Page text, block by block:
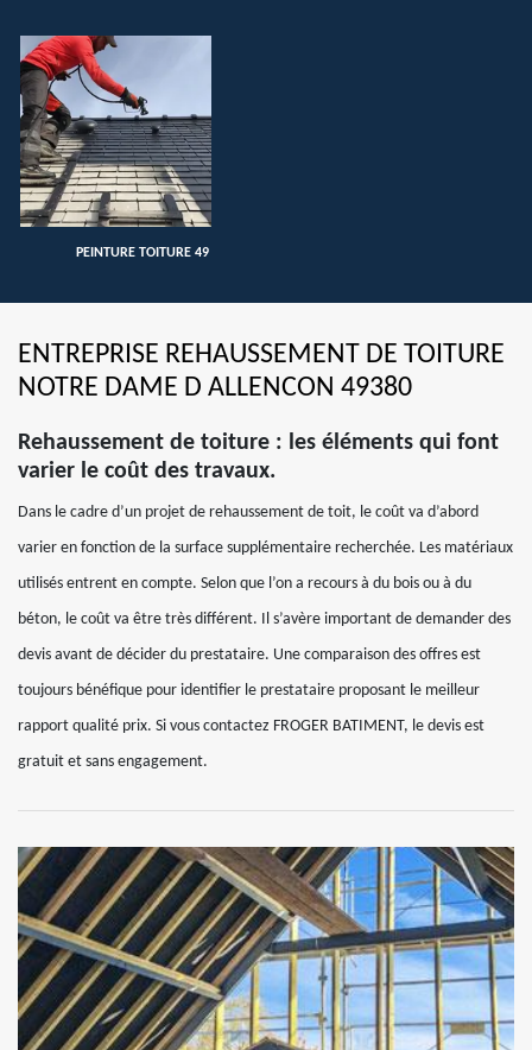
PEINTURE TOITURE 49
ENTREPRISE REHAUSSEMENT DE TOITURE
NOTRE DAME D ALLENCON 49380
Rehaussement de toiture : les éléments qui font
varier le coût des travaux.
Dans le cadre d’un projet de rehaussement de toit, le coût va d’abord
varier en fonction de la surface supplémentaire recherchée. Les matériaux
utilisés entrent en compte. Selon que l’on a recours à du bois ou à du
béton, le coût va être très différent. Il s’avère important de demander des
devis avant de décider du prestataire. Une comparaison des offres est
toujours bénéfique pour identifier le prestataire proposant le meilleur
rapport qualité prix. Si vous contactez FROGER BATIMENT, le devis est
gratuit et sans engagement.